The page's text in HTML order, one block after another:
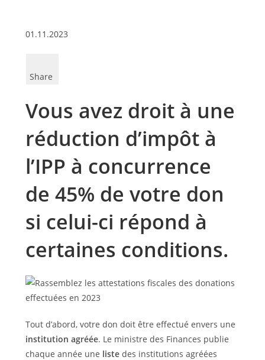
01.11.2023
Share
Vous avez droit à une
réduction d’impôt à
l’IPP à concurrence
de 45% de votre don
si celui-ci répond à
certaines conditions.
Tout d’abord, votre don doit être effectué envers une
institution agréée. Le ministre des Finances publie
chaque année une listedes institutions agréées